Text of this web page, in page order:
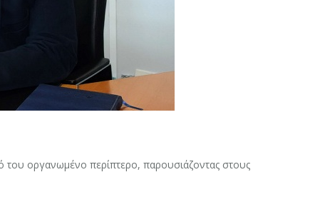
του οργανωμένο περίπτερο, παρουσιάζοντας στους